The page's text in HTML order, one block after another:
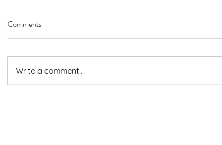
Comments
Write a comment...